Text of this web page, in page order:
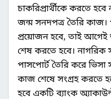
চাকরিপ্রার্থীকে করতে
জন্ম সনদপত্র তৈরি
প্রয়োজন হবে, তাই
শেষ করতে হবে। নাগরিক
পাসপোর্ট তৈরি করে ভিসা
কাজ শেষে সংগ্রহ করতে
হবে একটি ব্যাংক